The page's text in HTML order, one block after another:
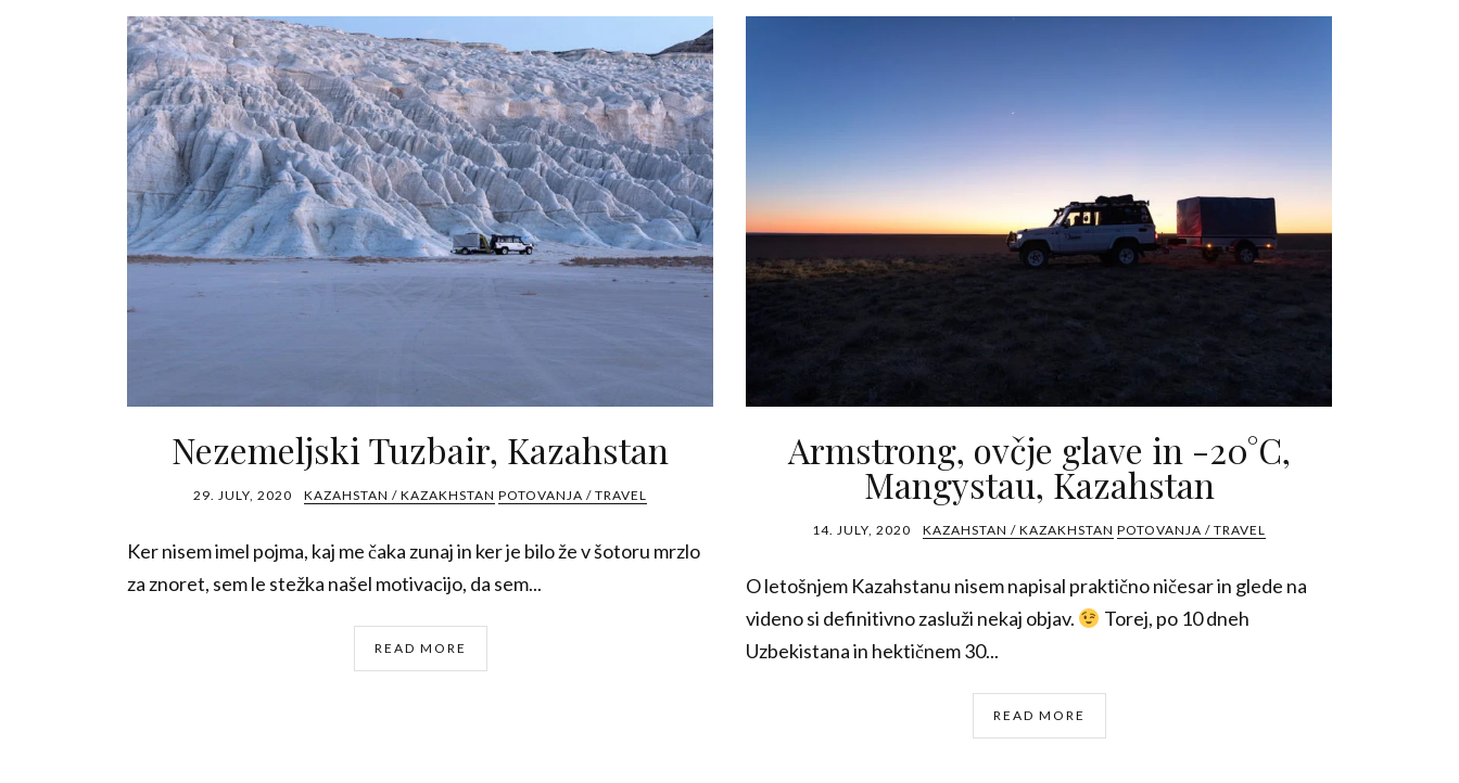
Nezemeljski Tuzbair, Kazahstan
29. JULY, 2020 KAZAHSTAN / KAZAKHSTAN POTOVANJA / TRAVEL
Ker nisem imel pojma, kaj me čaka zunaj in ker je bilo že v šotoru mrzlo
za znoret, sem le stežka našel motivacijo, da sem...
READ MORE
Armstrong, ovčje glave in -20°C,
Mangystau, Kazahstan
14. JULY, 2020 KAZAHSTAN / KAZAKHSTAN POTOVANJA / TRAVEL
O letošnjem Kazahstanu nisem napisal praktično ničesar in glede na
videno si definitivno zasluži nekaj objav.
Torej, po 10 dneh
Uzbekistana in hektičnem 30...
READ MORE